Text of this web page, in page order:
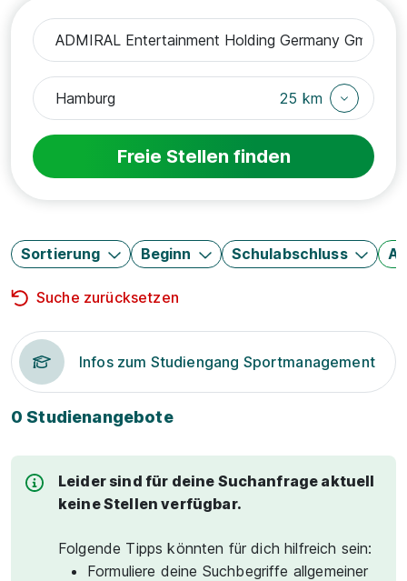
25 km
Freie Stellen finden
Sortierung Beginn Schulabschluss
Suche zurücksetzen
Infos zum Studiengang Sportmanagement
0 Studienangebote
Leider sind für deine Suchanfrage aktuell
keine Stellen verfügbar.
Folgende Tipps könnten für dich hilfreich sein:
Formuliere deine Suchbegriffe allgemeiner